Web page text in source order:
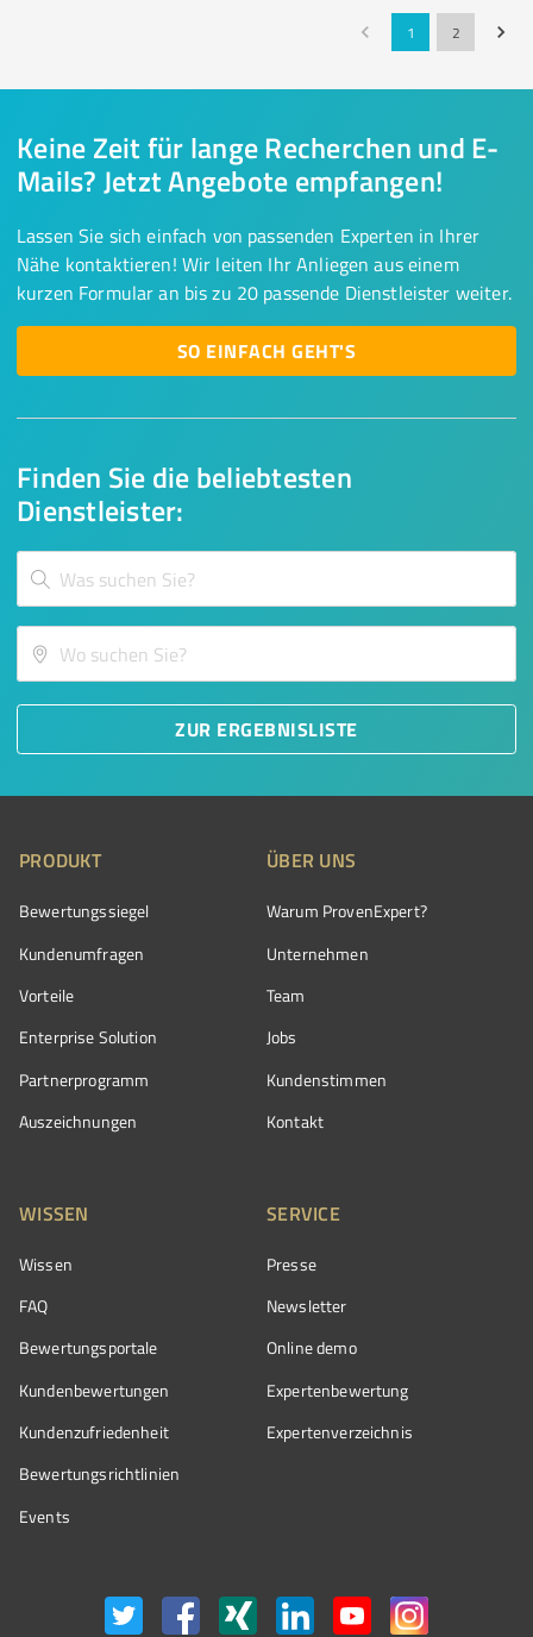
1 2
Finden Sie die beliebtesten
Dienstleister:
ZUR ERGEBNISLISTE
Keine Zeit für lange Recherchen und E-
Mails? Jetzt Angebote empfangen!
Lassen Sie sich einfach von passenden Experten in Ihrer
Nähe kontaktieren! Wir leiten Ihr Anliegen aus einem
kurzen Formular an bis zu 20 passende Dienstleister weiter.
SO EINFACH GEHT'S
PRODUKT
Bewertungssiegel
Kundenumfragen
Vorteile
Enterprise Solution
Partnerprogramm
Auszeichnungen
ÜBER UNS
Warum ProvenExpert?
Unternehmen
Team
Jobs
Kundenstimmen
Kontakt
WISSEN
Wissen
FAQ
Bewertungsportale
Kundenbewertungen
Kundenzufriedenheit
Bewertungs­richtlinien
Events
SERVICE
Presse
Newsletter
Online demo
Expertenbewertung
Expertenverzeichnis